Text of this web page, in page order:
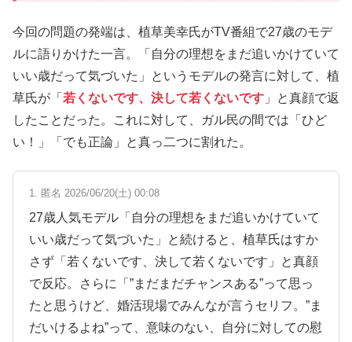
今回の問題の発端は、植草美幸氏がTV番組で27歳のモデ
ルに語りかけた一言。「自分の理想をまだ追いかけていて
いい歳だって気づいた」というモデルの発言に対して、植
草氏が「 若くないです、決して若くないです 」と真顔で返
したことだった。これに対して、ガル民の間では「ひど
い！」「でも正論」と真っ二つに割れた。
1. 匿名 2026/06/20(土) 00:08
27歳人気モデル「自分の理想をまだ追いかけていて
いい歳だって気づいた」と続けると、植草氏はすか
さず「若くないです、決して若くないです」と真顔
で反応。さらに「”まだまだチャンスある”って思っ
たと思うけど、婚活現場でみんなが言うセリフ。”ま
だいけるよね”って、意味のない、自分に対しての慰